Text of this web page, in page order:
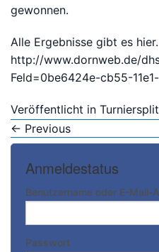
Turniere
Jugend
Sponsoren
gewonnen.
Alle Ergebnisse gibt es hier.
http://www.dornweb.de/
Feld=0be6424e-cb55-
Veröffentlicht in
← Previous
Anmeldestatus
Benutzername oder E-Mail-
Passwort